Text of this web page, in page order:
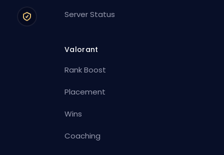
Server Status
Valorant
Rank Boost
Placement
Wins
Coaching